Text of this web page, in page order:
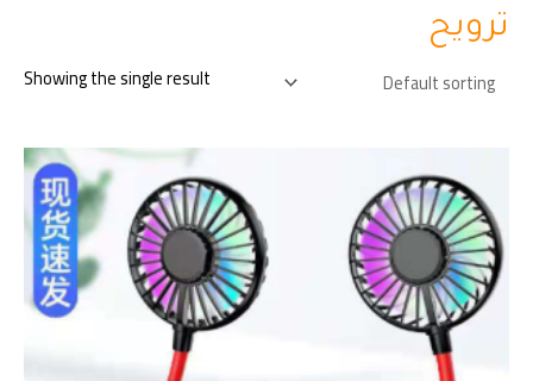
ترويح
Showing the single result